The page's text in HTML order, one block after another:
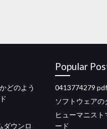
どのよう
ダウンロ
Popular
0413774279
ソフトウェアの
ヒューマニスト
ード